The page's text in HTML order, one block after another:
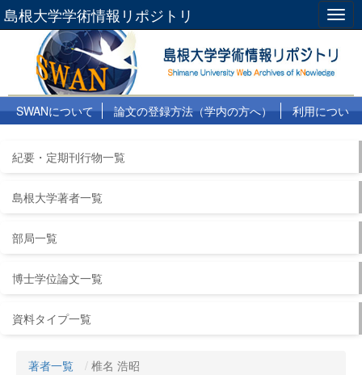
島根大学学術情報リポジトリ
SWANについて 論文の登録方法（学内の方へ）
利用につい
紀要・定期刊行物一覧
島根大学著者一覧
部局一覧
博士学位論文一覧
資料タイプ一覧
著者一覧 椎名 浩昭